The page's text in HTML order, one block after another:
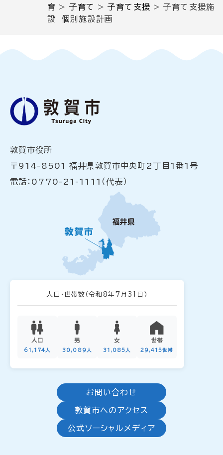
育 > 子育て >子育て支援 >子育て支援施
設 個別施設計画
敦賀市役所
〒914-8501 福井県敦賀市中央町2丁目1番1号
電話：0770-21-1111（代表）
人口・世帯数 （令和8年7月31日）
人口
61,174人
男
30,089人
女
31,085人
世帯
29,415世帯
お問い合わせ
敦賀市へのアクセス
公式ソーシャルメディア